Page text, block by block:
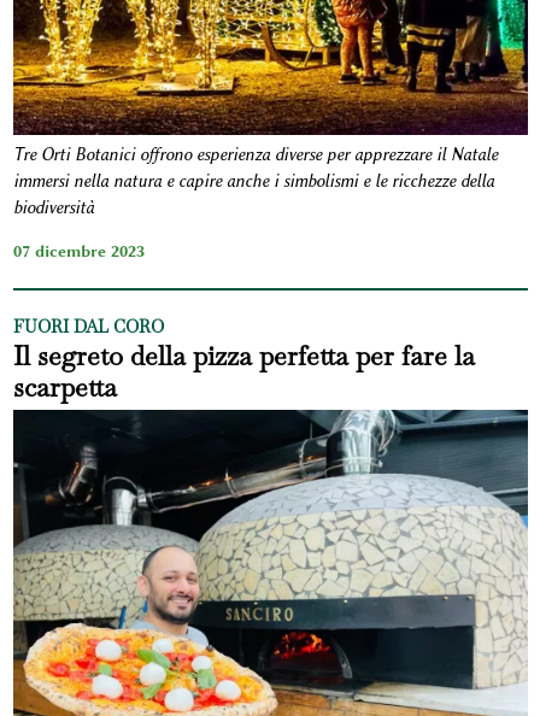
Tre Orti Botanici offrono esperienza diverse per apprezzare il Natale
immersi nella natura e capire anche i simbolismi e le ricchezze della
biodiversità
07 dicembre 2023
FUORI DAL CORO
Il segreto della pizza perfetta per fare la
scarpetta